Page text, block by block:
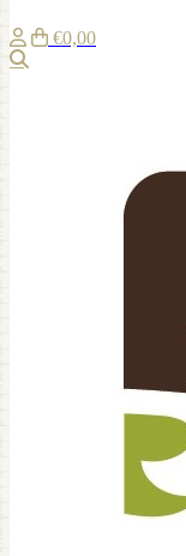
€0,00